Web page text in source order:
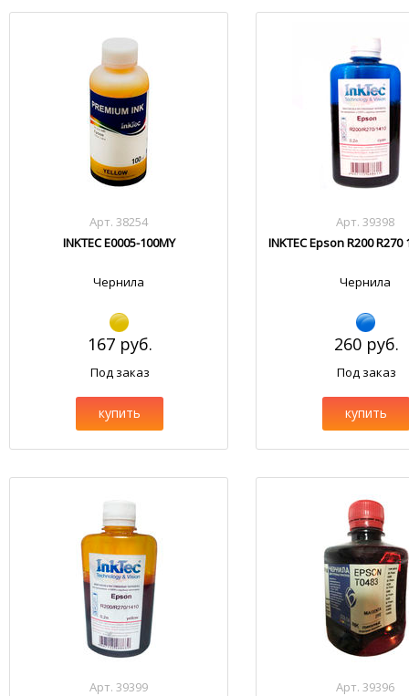
Арт. 38254
INKTEC E0005-100MY
Чернила
167 руб.
Под заказ
купить
Арт. 39398
INKTEC Epson R200 R270
Чернила
260 руб.
Под заказ
купить
Арт. 39399
Арт. 39396